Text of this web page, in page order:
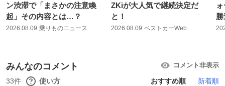
ン渋滞で「まさかの注意喚
起」その内容とは…？
2026.08.09 乗りものニュース
ZKiが大人気で継続決定だ
と！
2026.08.09 ベストカーWeb
みんなのコメント コメント非表示
33件 使い方 おすすめ順 新着順